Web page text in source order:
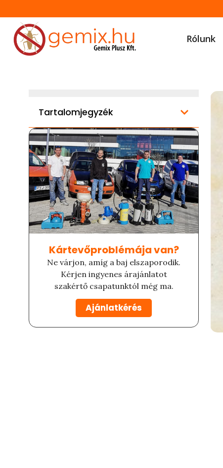
Rólunk
Tartalomjegyzék
Kártevőproblémája van?​
Ne várjon, amíg a baj elszaporodik.
Kérjen ingyenes árajánlatot
szakértő csapatunktól még ma.
Ajánlatkérés